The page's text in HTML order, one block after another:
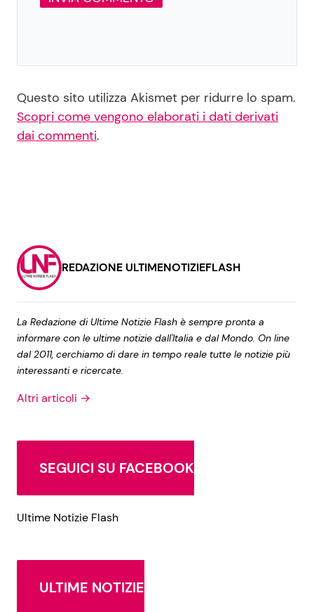
Questo sito utilizza Akismet per ridurre lo spam.
Scopri come vengono elaborati i dati derivati
dai commenti.
REDAZIONE ULTIMENOTIZIEFLASH
La Redazione di Ultime Notizie Flash è sempre pronta a
informare con le ultime notizie dall'Italia e dal Mondo. On line
dal 2011, cerchiamo di dare in tempo reale tutte le notizie più
interessanti e ricercate.
Altri articoli →
SEGUICI SU FACEBOOK
Ultime Notizie Flash
ULTIME NOTIZIE